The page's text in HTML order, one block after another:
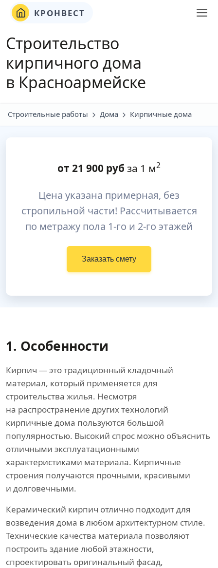
КРОНВЕСТ
Строительство
кирпичного дома
в Красноармейске
Строительные работы Дома Кирпичные дома
от 21 900 руб за 1 м2
Цена указана примерная, без
стропильной части! Рассчитывается
по метражу пола 1-го и 2-го этажей
Заказать смету
1. Особенности
Кирпич — это традиционный кладочный
материал, который применяется для
строительства жилья. Несмотря
на распространение других технологий
кирпичные дома пользуются большой
популярностью. Высокий спрос можно объяснить
отличными эксплуатационными
характеристиками материала. Кирпичные
строения получаются прочными, красивыми
и долговечными.
Керамический кирпич отлично подходит для
возведения дома в любом архитектурном стиле.
Технические качества материала позволяют
построить здание любой этажности,
спроектировать оригинальный фасад,